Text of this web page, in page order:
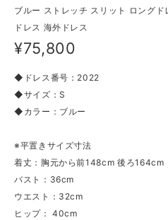
ブルー ストレッチ スリット ロング
ドレス 海外ドレス
¥75,800
◆ドレス番号：2022
◆サイズ：S
◆カラー：ブルー
※平置きサイズ寸法
着丈：胸元から前148cm 後ろ164cm
バスト：36cm
ウエスト：32cm
ヒップ： 40cm